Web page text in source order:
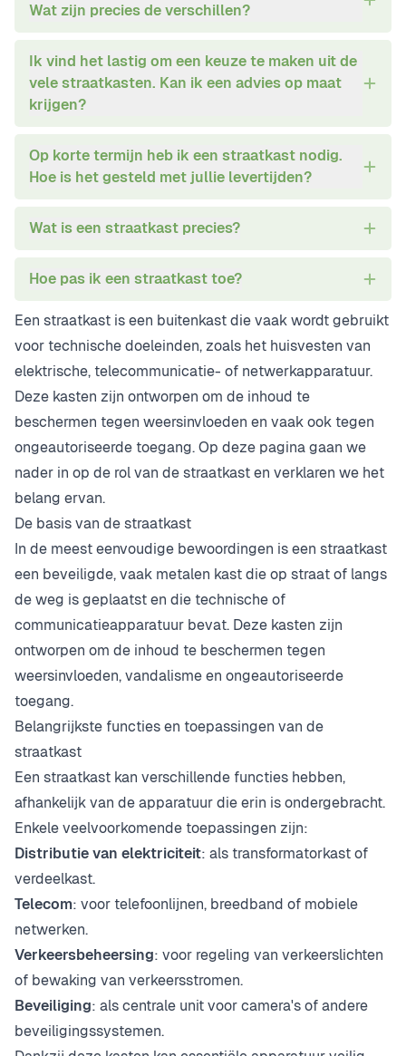
Wat zijn precies de verschillen?
Ik vind het lastig om een keuze te maken uit de
vele straatkasten. Kan ik een advies op maat
krijgen?
Op korte termijn heb ik een straatkast nodig.
Hoe is het gesteld met jullie levertijden?
Wat is een straatkast precies?
Hoe pas ik een straatkast toe?
Een straatkast is een buitenkast die vaak wordt gebruikt
voor technische doeleinden, zoals het huisvesten van
elektrische, telecommunicatie- of netwerkapparatuur.
Deze kasten zijn ontworpen om de inhoud te
beschermen tegen weersinvloeden en vaak ook tegen
ongeautoriseerde toegang. Op deze pagina gaan we
nader in op de rol van de straatkast en verklaren we het
belang ervan.
De basis van de straatkast
In de meest eenvoudige bewoordingen is een straatkast
een beveiligde, vaak metalen kast die op straat of langs
de weg is geplaatst en die technische of
communicatieapparatuur bevat. Deze kasten zijn
ontworpen om de inhoud te beschermen tegen
weersinvloeden, vandalisme en ongeautoriseerde
toegang.
Belangrijkste functies en toepassingen van de
straatkast
Een straatkast kan verschillende functies hebben,
afhankelijk van de apparatuur die erin is ondergebracht.
Enkele veelvoorkomende toepassingen zijn:
Distributie van elektriciteit: als transformatorkast of
verdeelkast.
Telecom: voor telefoonlijnen, breedband of mobiele
netwerken.
Verkeersbeheersing: voor regeling van verkeerslichten
of bewaking van verkeersstromen.
Beveiliging: als centrale unit voor camera's of andere
beveiligingssystemen.